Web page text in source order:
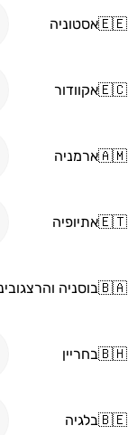
🇪🇪אסטוניה
🇪🇨אקוודור
🇦🇲ארמניה
🇪🇹אתיופיה
🇧🇦בוסניה
🇧🇭בחריין
🇧🇪בלגיה